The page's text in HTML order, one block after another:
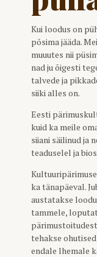
Kui loodus on
põsima jääda.
muuutes nii
nad ju õigesti
talvede ja
siiki alles on.
Eesti
kuid ka meile
siiani säilinud ja
teaduselel ja
ka tänapäeval.
austatakse
tammele,
pärimustoitudest
tehakse
endale lhemale